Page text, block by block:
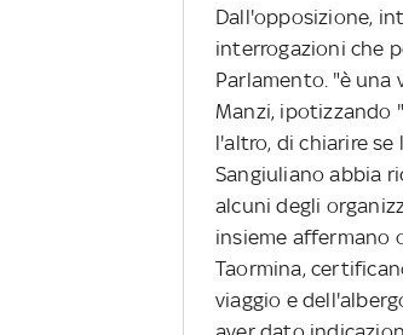
Dall'opposizione,
interrogazioni che
Parlamento. "è
Manzi, ipotizzando
l'altro, di chiarire
Sangiuliano abbia
alcuni degli
insieme affermano
Taormina,
viaggio e